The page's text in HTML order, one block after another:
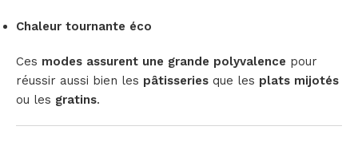
Chaleur tournante éco
Ces modes assurent une grande polyvalence pour
réussir aussi bien les pâtisseries que les plats mijotés
ou les gratins.